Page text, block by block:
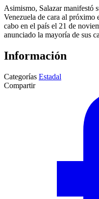
Asimismo, Salazar manifestó
Venezuela de cara al próximo
cabo en el país el 21 de
anunciado la mayoría de sus
Información
Categorías Estadal
Compartir